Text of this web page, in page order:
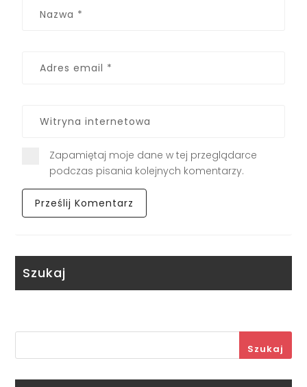
Zapamiętaj moje dane w tej przeglądarce
podczas pisania kolejnych komentarzy.
Szukaj
Szukaj